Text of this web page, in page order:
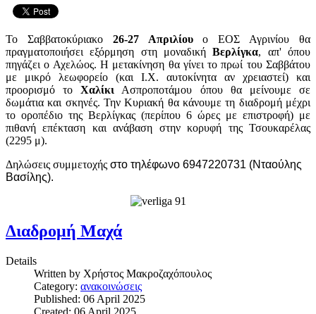
Το Σαββατοκύριακο 26-27 Απριλίουο ΕΟΣ Αγρινίου θα
πραγματοποιήσει εξόρμηση στη μοναδικήΒερλίγκα, απ' όπου
πηγάζει ο Αχελώος. Η μετακίνηση θα γίνει το πρωί του Σαββάτου
με μικρό λεωφορείο (και Ι.Χ. αυτοκίνητα αν χρειαστεί) και
προορισμό τοΧαλίκι Ασπροποτάμου όπου θα μείνουμε σε
δωμάτια και σκηνές. Την Κυριακή θα κάνουμε τη διαδρομή μέχρι
το οροπέδιο της Βερλίγκας (περίπου 6 ώρες με επιστροφή) με
πιθανή επέκταση και ανάβαση στην κορυφή της Τσουκαρέλας
(2295 μ).
Δηλώσεις συμμετοχής στο τηλέφωνο 6947220731 (Νταούλης
Βασίλης).
Διαδρομή Μαχά
Details
Written by Χρήστος Μακροζαχόπουλος
Category: ανακοινώσεις
Published: 06 April 2025
Created: 06 April 2025